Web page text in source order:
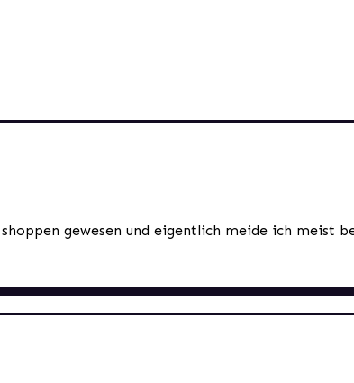
gewesen und eigentlich meide ich meist